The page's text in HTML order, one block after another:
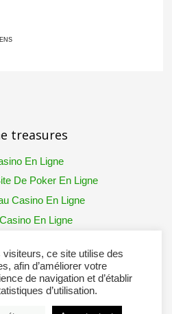
treasures
En Ligne
De Poker En Ligne
Casino En Ligne
En Ligne
l'Ukraine
visiteurs, ce site utilise des
afin d’améliorer votre
de navigation et d’établir
d’utilisation.